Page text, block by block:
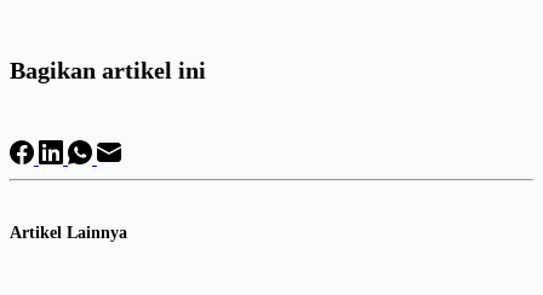
Bagikan artikel ini
Artikel Lainnya